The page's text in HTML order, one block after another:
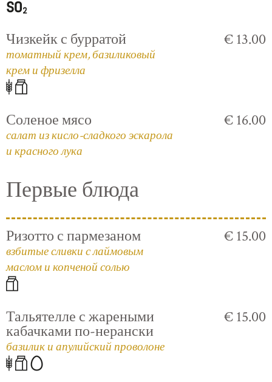
Чизкейк с бурратой
томатный крем, базиликовый
крем и фризелла
€ 13.00
Соленое мясо
салат из кисло-сладкого эскарола
и красного лука
€ 16.00
Первые блюда
Ризотто с пармезаном
взбитые сливки с лаймовым
маслом и копченой солью
€ 15.00
Тальятелле с жареными
кабачками по-нерански
базилик и апулийский проволоне
€ 15.00